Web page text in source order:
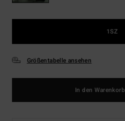
1SZ
Größentabelle ansehen
In den Warenkorb